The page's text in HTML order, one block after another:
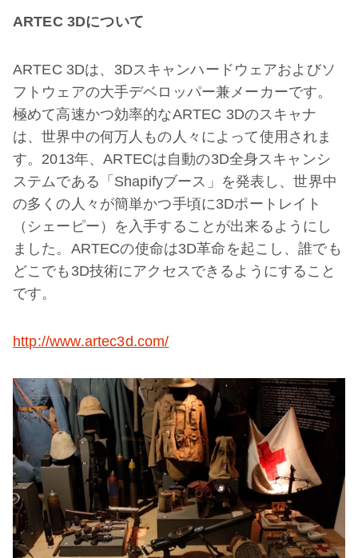
ARTEC 3Dについて
ARTEC 3Dは、3Dスキャンハードウェアおよびソ
フトウェアの大手デベロッパー兼メーカーです。
極めて高速かつ効率的なARTEC 3Dのスキャナ
は、世界中の何万人もの人々によって使用されま
す。2013年、ARTECは自動の3D全身スキャンシ
ステムである「Shapifyブース」を発表し、世界中
の多くの人々が簡単かつ手頃に3Dポートレイト
（シェーピー）を入手することが出来るようにし
ました。ARTECの使命は3D革命を起こし、誰でも
どこでも3D技術にアクセスできるようにすること
です。
http://www.artec3d.com/